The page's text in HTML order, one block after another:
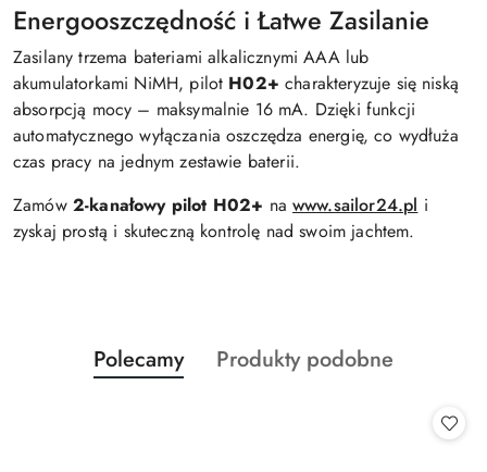
Energooszczędność i Łatwe Zasilanie
Zasilany trzema bateriami alkalicznymi AAA lub
akumulatorkami NiMH, pilot H02+ charakteryzuje się niską
absorpcją mocy – maksymalnie 16 mA. Dzięki funkcji
automatycznego wyłączania oszczędza energię, co wydłuża
czas pracy na jednym zestawie baterii.
Zamów 2-kanałowy pilot H02+ na www.sailor24.pl i
zyskaj prostą i skuteczną kontrolę nad swoim jachtem.
Pomiń karuzelę produktów
Produkty
o
Polecamy
Produkty
Produkty podobne